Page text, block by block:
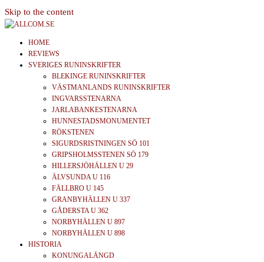
Skip to the content
allcom.se
News | Reviews | History
HOME
REVIEWS
SVERIGES RUNINSKRIFTER
BLEKINGE RUNINSKRIFTER
VÄSTMANLANDS RUNINSKRIFTER
INGVARSSTENARNA
JARLABANKESTENARNA
HUNNESTADSMONUMENTET
RÖKSTENEN
SIGURDSRISTNINGEN SÖ 101
GRIPSHOLMSSTENEN SÖ 179
HILLERSJÖHÄLLEN U 29
ÄLVSUNDA U 116
FÄLLBRO U 145
GRANBYHÄLLEN U 337
GÅDERSTA U 362
NORBYHÄLLEN U 897
NORBYHÄLLEN U 898
HISTORIA
KONUNGALÄNGD